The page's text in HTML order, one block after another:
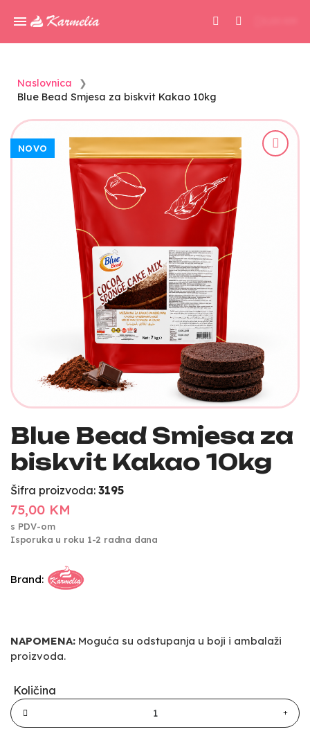
Naslovnica
Blue Bead Smjesa za biskvit Kakao 10kg
NOVO
Blue Bead Smjesa za
biskvit Kakao 10kg
Šifra proizvoda: 3195
75,00 KM
s PDV-om
Isporuka u roku 1-2 radna dana
Brand:
NAPOMENA: Moguća su odstupanja u boji i ambalaži
proizvoda.
Količina